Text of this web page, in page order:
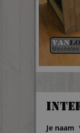
Je naam